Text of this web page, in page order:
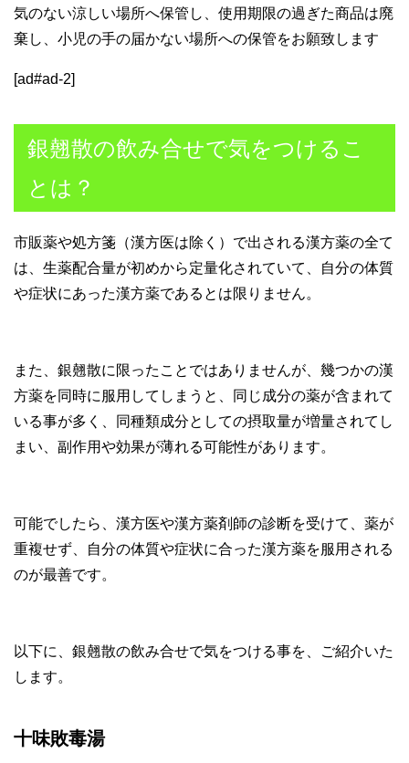
気のない涼しい場所へ保管し、使用期限の過ぎた商品は廃
棄し、小児の手の届かない場所への保管をお願致します
[ad#ad-2]
銀翹散の飲み合せで気をつけるこ
とは？
市販薬や処方箋（漢方医は除く）で出される漢方薬の全て
は、生薬配合量が初めから定量化されていて、自分の体質
や症状にあった漢方薬であるとは限りません。
また、銀翹散に限ったことではありませんが、幾つかの漢
方薬を同時に服用してしまうと、同じ成分の薬が含まれて
いる事が多く、同種類成分としての摂取量が増量されてし
まい、副作用や効果が薄れる可能性があります。
可能でしたら、漢方医や漢方薬剤師の診断を受けて、薬が
重複せず、自分の体質や症状に合った漢方薬を服用される
のが最善です。
以下に、銀翹散の飲み合せで気をつける事を、ご紹介いた
します。
十味敗毒湯